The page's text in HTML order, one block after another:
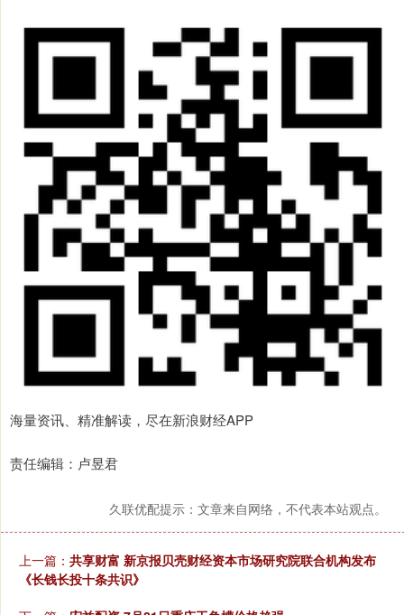
海量资讯、精准解读，尽在新浪财经APP
责任编辑：卢昱君
久联优配提示：文章来自网络，不代表本站观点。
上一篇： 共享财富 新京报贝壳财经资本市场研究院联合机构发布
《长钱长投十条共识》